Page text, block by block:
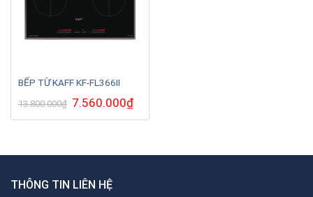
BẾP TỪ KAFF KF-FL366II
13.800.000₫ Giá
gốc
là:
7.560.000₫Giá
hiện
tại
THÔNG TIN LIÊN HỆ